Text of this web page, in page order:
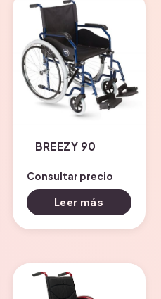
BREEZY 90
Consultar precio
Leer más